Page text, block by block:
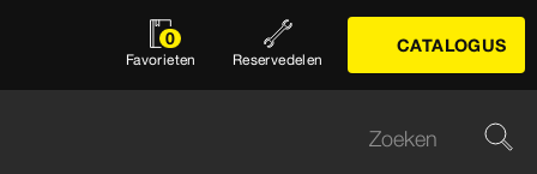
0
Favorieten Reservedelen
CATALOGUS